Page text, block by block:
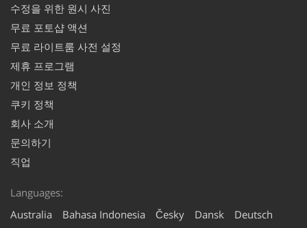
수정을 위한 원시 사진
무료 포토샵 액션
무료 라이트룸 사전 설정
제휴 프로그램
개인 정보 정책
쿠키 정책
회사 소개
문의하기
직업
Languages:
Australia
Bahasa Indonesia Česky Dansk
Deutsch